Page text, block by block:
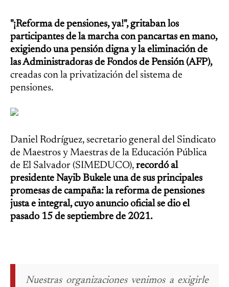
"¡Reforma de pensiones, ya!", gritaban los
participantes de la marcha con pancartas en mano,
exigiendo una pensión digna y la eliminación de
las Administradoras de Fondos de Pensión (AFP),
creadas con la privatización del sistema de
pensiones.
Daniel Rodríguez, secretario general del Sindicato
de Maestros y Maestras de la Educación Pública
de El Salvador (SIMEDUCO), recordó al
presidente Nayib Bukele una de sus principales
promesas de campaña: la reforma de pensiones
justa e integral, cuyo anuncio oficial se dio el
pasado 15 de septiembre de 2021.
Nuestras organizaciones venimos a exigirle